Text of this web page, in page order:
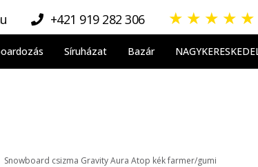
+421 919 282 306 ★ ★ ★ ★ ★
Síruházat Bazár
Snowboard csizma Gravity Aura Atop kék farmer/gumi